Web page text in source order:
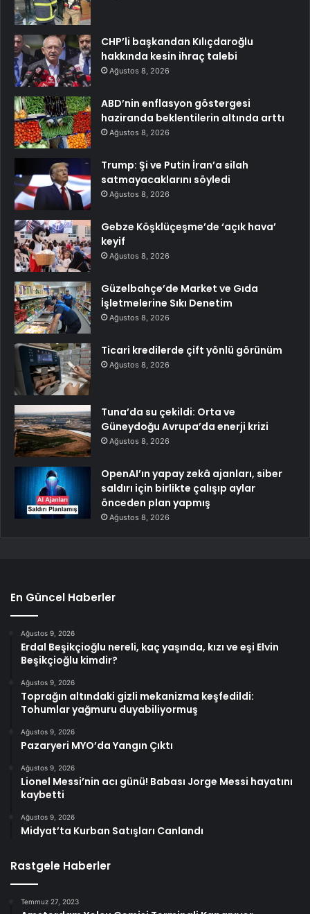
CHP’li başkandan Kılıçdaroğlu
hakkında kesin ihraç talebi
Ağustos 8, 2026
ABD’nin enflasyon göstergesi
haziranda beklentilerin altında arttı
Ağustos 8, 2026
Trump: Şi ve Putin İran’a silah
satmayacaklarını söyledi
Ağustos 8, 2026
Gebze Köşklüçeşme’de ‘açık hava’
keyif
Ağustos 8, 2026
Güzelbahçe’de Market ve Gıda
İşletmelerine Sıkı Denetim
Ağustos 8, 2026
Ticari kredilerde çift yönlü görünüm
Ağustos 8, 2026
Tuna’da su çekildi: Orta ve
Güneydoğu Avrupa’da enerji krizi
Ağustos 8, 2026
OpenAI’ın yapay zekâ ajanları, siber
saldırı için birlikte çalışıp aylar
önceden plan yapmış
Ağustos 8, 2026
En Güncel Haberler
Ağustos 9, 2026
Erdal Beşikçioğlu nereli, kaç yaşında, kızı ve eşi Elvin
Beşikçioğlu kimdir?
Ağustos 9, 2026
Toprağın altındaki gizli mekanizma keşfedildi:
Tohumlar yağmuru duyabiliyormuş
Ağustos 9, 2026
Pazaryeri MYO’da Yangın Çıktı
Ağustos 9, 2026
Lionel Messi’nin acı günü! Babası Jorge Messi hayatını
kaybetti
Ağustos 9, 2026
Midyat’ta Kurban Satışları Canlandı
Rastgele Haberler
Temmuz 27, 2023